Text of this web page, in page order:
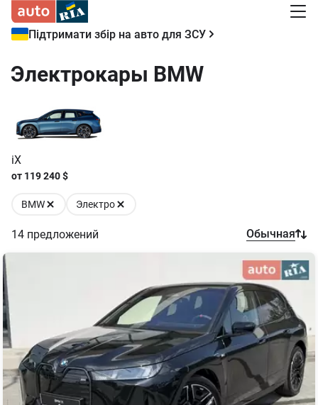
Підтримати збір на авто для ЗСУ
Электрокары BMW
iX
от 119 240$
BMW Электро
14 предложений Обычная